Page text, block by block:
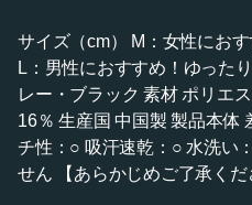
サイズ（cm） M：女性にお
L：男性におすすめ！ゆった
レー・ブラック 素材 ポリエ
16％ 生産国 中国製 製品本体
チ性：○ 吸汗速乾：○ 水洗い
せん 【あらかじめご了承く